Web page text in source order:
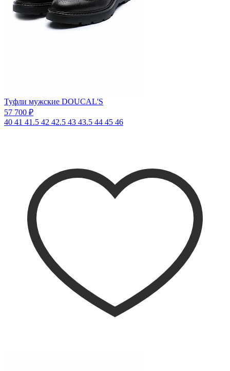
Туфли мужские DOUCAL'S
57 700 ₽
40 41 41.5 42 42.5 43 43.5 44 45 46